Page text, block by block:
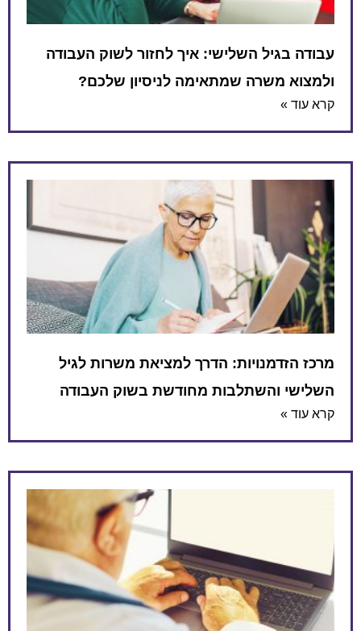
עבודה בגיל השלישי: איך לחזור לשוק העבודה
ולמצוא משרה שמתאימה לניסיון שלכם?
קרא עוד »
מרכז הזדמנויות: הדרך למציאת משרות לגיל
השלישי והשתלבות מחודשת בשוק העבודה
קרא עוד »